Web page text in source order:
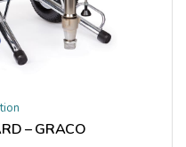
– GRACO